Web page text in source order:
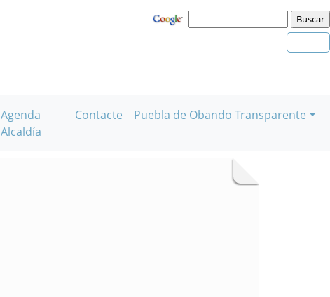
Agenda
Alcaldía
Contacte Puebla de Obando Transparente